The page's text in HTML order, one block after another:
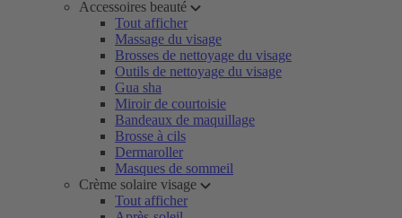
Accessoires beauté
Tout afficher
Massage du visage
Brosses de nettoyage du visage
Outils de nettoyage du visage
Gua sha
Miroir de courtoisie
Bandeaux de maquillage
Brosse à cils
Dermaroller
Masques de sommeil
Crème solaire visage
Tout afficher